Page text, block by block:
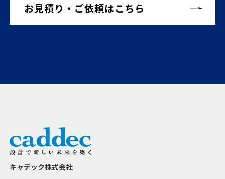
お見積り・ご依頼はこちら
キャデック株式会社